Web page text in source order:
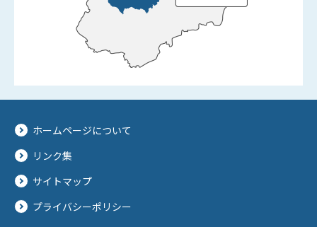
ホームページについて
リンク集
サイトマップ
プライバシーポリシー